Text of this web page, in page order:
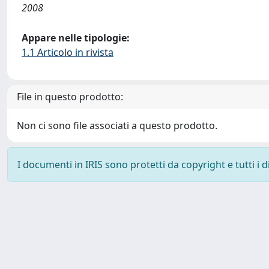
2008
Appare nelle tipologie:
1.1 Articolo in rivista
File in questo prodotto:
Non ci sono file associati a questo prodotto.
I documenti in IRIS sono protetti da copyright e tutti i